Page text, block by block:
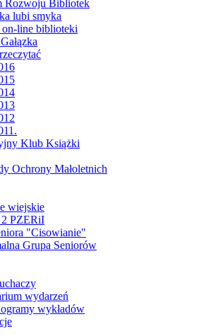
Rozwoju Bibliotek
lubi smyka
line biblioteki
Klub Książki
Ochrony Małoletnich
wiejskie
2 PZERiI
"Cisowianie"
Grupa Seniorów
wydarzeń
wykładów